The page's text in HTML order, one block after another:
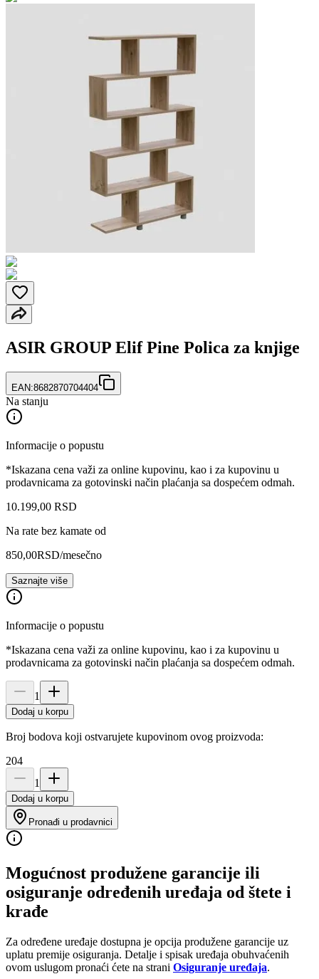
ASIR GROUP Elif Pine Polica za knjige
EAN:8682870704404
Na stanju
Informacije o popustu
*Iskazana cena važi za online kupovinu, kao i za kupovinu u
prodavnicama za gotovinski način plaćanja sa dospećem odmah.
10.199,00 RSD
Na rate bez kamate od
850,00RSD/mesečno
Saznajte više
Informacije o popustu
*Iskazana cena važi za online kupovinu, kao i za kupovinu u
prodavnicama za gotovinski način plaćanja sa dospećem odmah.
1
Dodaj u korpu
Broj bodova koji ostvarujete kupovinom ovog proizvoda:
204
1
Dodaj u korpu
Pronađi u prodavnici
Mogućnost produžene garancije ili
osiguranje određenih uređaja od štete i
krađe
Za određene uređaje dostupna je opcija produžene garancije uz
uplatu premije osiguranja. Detalje i spisak uređaja obuhvaćenih
ovom uslugom pronaći ćete na strani Osiguranje uređaja.